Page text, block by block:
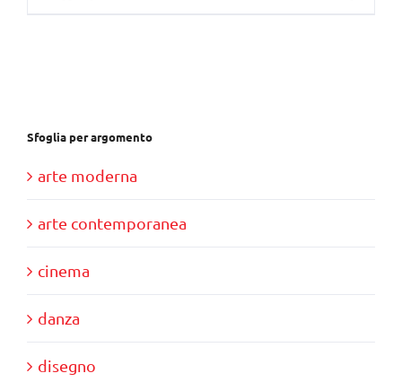
Sfoglia per argomento
arte moderna
arte contemporanea
cinema
danza
disegno